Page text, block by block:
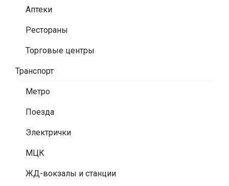
Аптеки
Рестораны
Торговые центры
Транспорт
Метро
Поезда
Электрички
МЦК
ЖД-вокзалы и станции